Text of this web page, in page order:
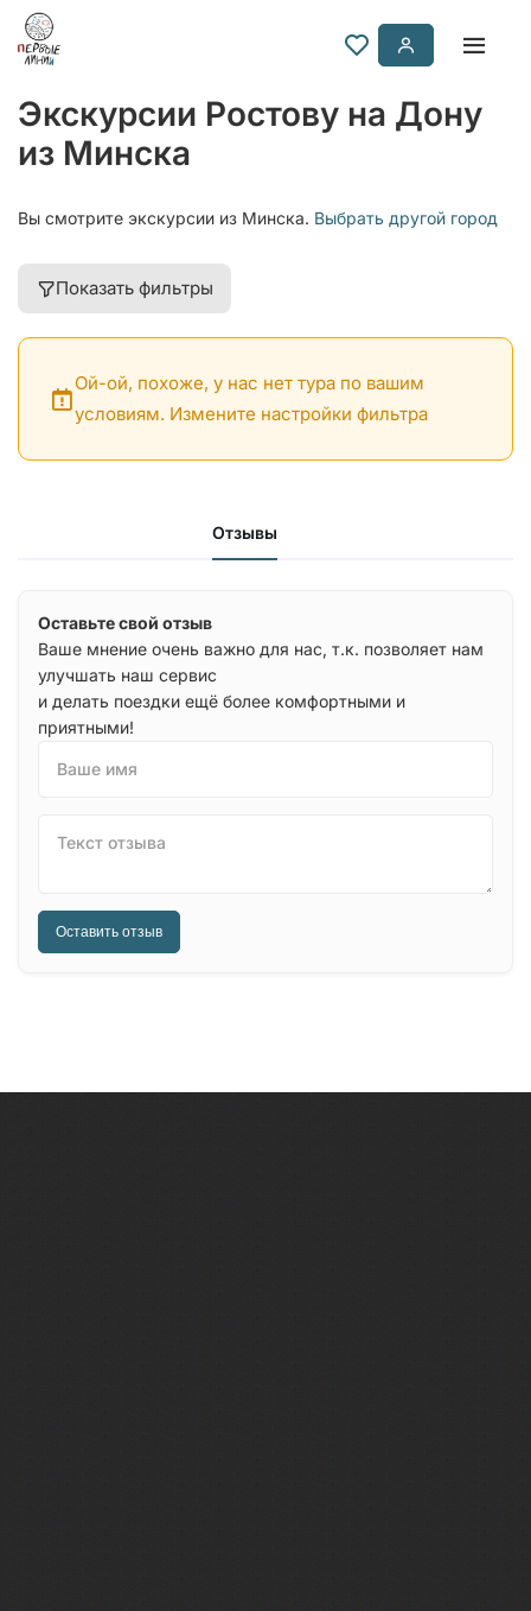
Экскурсии Ростову на Дону
из Минска
Вы смотрите экскурсии из Минска. Выбрать другой город
Показать фильтры
Ой-ой, похоже, у нас нет тура по вашим
условиям. Измените настройки фильтра
Отзывы
Оставьте свой отзыв
Ваше мнение очень важно для нас, т.к. позволяет нам
улучшать наш сервис
и делать поездки ещё более комфортными и
приятными!
Ваше имя
Текст отзыва
Оставить отзыв